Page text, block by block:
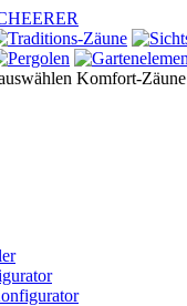
Komfort-Zäune